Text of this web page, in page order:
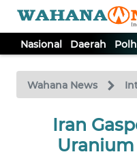
Nasional Daerah
Wahana News
Iran
TV
Tutup
NASIONAL